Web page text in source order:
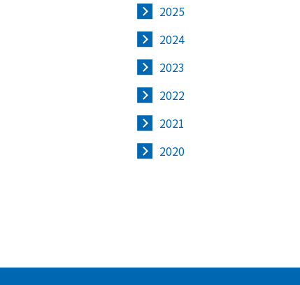
2025
2024
2023
2022
2021
2020